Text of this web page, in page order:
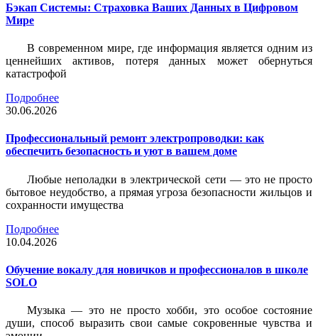
Бэкап Системы: Страховка Ваших Данных в Цифровом
Мире
В современном мире, где информация является одним из
ценнейших активов, потеря данных может обернуться
катастрофой
Подробнее
30.06.2026
Профессиональный ремонт электропроводки: как
обеспечить безопасность и уют в вашем доме
Любые неполадки в электрической сети — это не просто
бытовое неудобство, а прямая угроза безопасности жильцов и
сохранности имущества
Подробнее
10.04.2026
Обучение вокалу для новичков и профессионалов в школе
SOLO
Музыка — это не просто хобби, это особое состояние
души, способ выразить свои самые сокровенные чувства и